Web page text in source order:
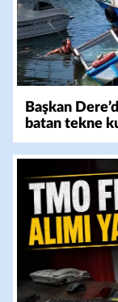
Başkan
batan tekne